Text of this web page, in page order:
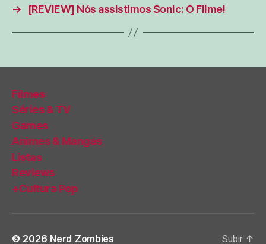
→
[REVIEW] Nós assistimos Sonic: O Filme!
Filmes
Séries & TV
Games
Animes & Mangás
Listas
Reviews
+Cultura Pop
© 2026 Nerd Zombies Subir ↑